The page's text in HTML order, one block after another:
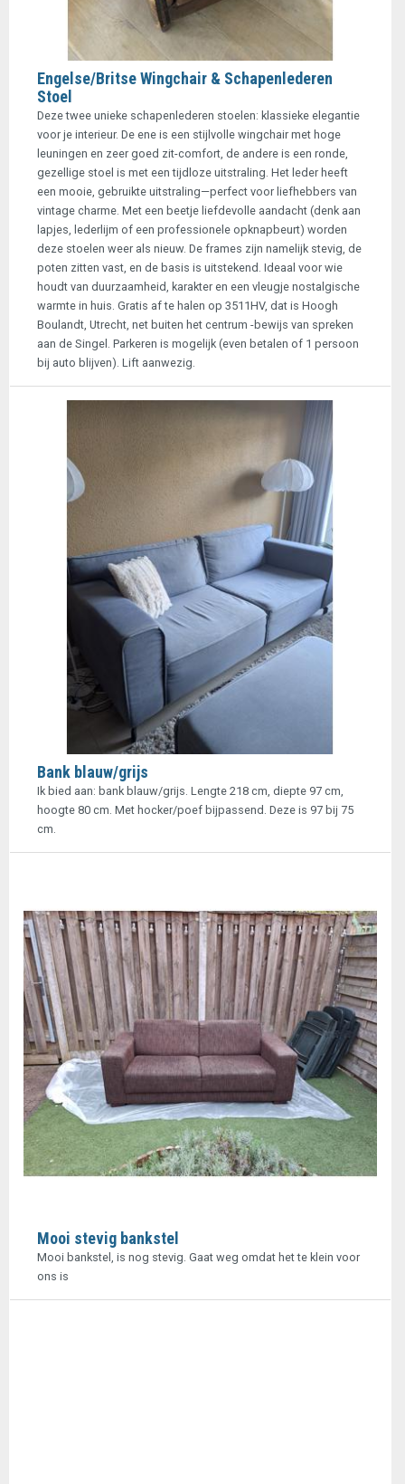
Engelse/Britse Wingchair & Schapenlederen
Stoel
Deze twee unieke schapenlederen stoelen: klassieke elegantie
voor je interieur. De ene is een stijlvolle wingchair met hoge
leuningen en zeer goed zit-comfort, de andere is een ronde,
gezellige stoel is met een tijdloze uitstraling. Het leder heeft
een mooie, gebruikte uitstraling—perfect voor liefhebbers van
vintage charme. Met een beetje liefdevolle aandacht (denk aan
lapjes, lederlijm of een professionele opknapbeurt) worden
deze stoelen weer als nieuw. De frames zijn namelijk stevig, de
poten zitten vast, en de basis is uitstekend. Ideaal voor wie
houdt van duurzaamheid, karakter en een vleugje nostalgische
warmte in huis. Gratis af te halen op 3511HV, dat is Hoogh
Boulandt, Utrecht, net buiten het centrum -bewijs van spreken
aan de Singel. Parkeren is mogelijk (even betalen of 1 persoon
bij auto blijven). Lift aanwezig.
Bank blauw/grijs
Ik bied aan: bank blauw/grijs. Lengte 218 cm, diepte 97 cm,
hoogte 80 cm. Met hocker/poef bijpassend. Deze is 97 bij 75
cm.
Mooi stevig bankstel
Mooi bankstel, is nog stevig. Gaat weg omdat het te klein voor
ons is